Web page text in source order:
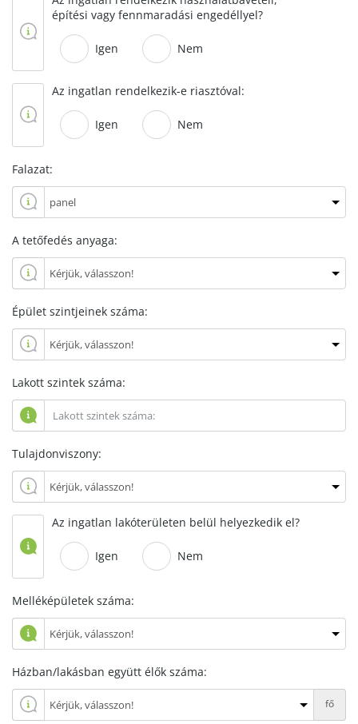
építési vagy fennmaradási engedéllyel?
Igen Nem
Az ingatlan rendelkezik-e riasztóval:
Igen Nem
Falazat:
A tetőfedés anyaga:
Épület szintjeinek száma:
Lakott szintek száma:
Tulajdonviszony:
Az ingatlan lakóterületen belül helyezkedik el?
Igen Nem
Melléképületek száma:
Házban/lakásban együtt élők száma:
fő